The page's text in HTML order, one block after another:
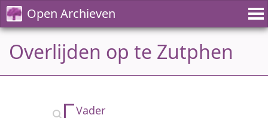
Open Archieven
Overlijden op te Zutphen
Vader